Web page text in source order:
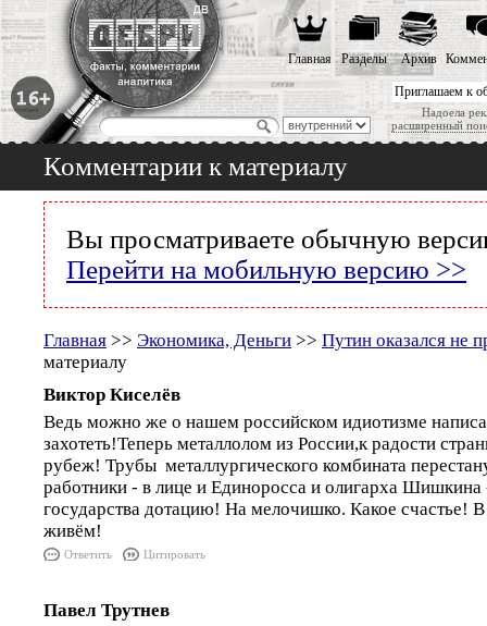
Приглашаем к
Надоела
расширенный
Главная Разделы Архив
Комментарии к материалу
Вы просматриваете обычную
Перейти на мобильную версию >>
Главная >> Экономика, Деньги >> Путин оказался не
материалу
Виктор Киселёв
Ведь можно же о нашем российском идиотизме
захотеть!Теперь металлолом из России,к радости
рубеж! Трубы металлургического комбината
работники - в лице и Единоросса и олигарха Шишкина
государства дотацию! На мелочишко. Какое счастье!
живём!
Ответить Цитировать
Павел Трутнев